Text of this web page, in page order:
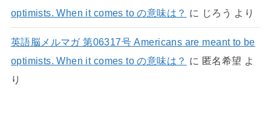
optimists. When it comes to の意味は？ に じろう より
英語脳メルマガ 第06317号 Americans are meant to be
optimists. When it comes to の意味は？ に 匿名希望 よ
り